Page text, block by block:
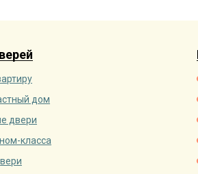
дом
двери
класса